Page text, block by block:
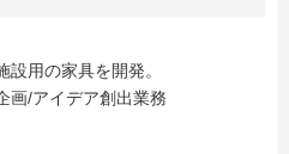
設用の家具を開発。
画/アイデア創出業務